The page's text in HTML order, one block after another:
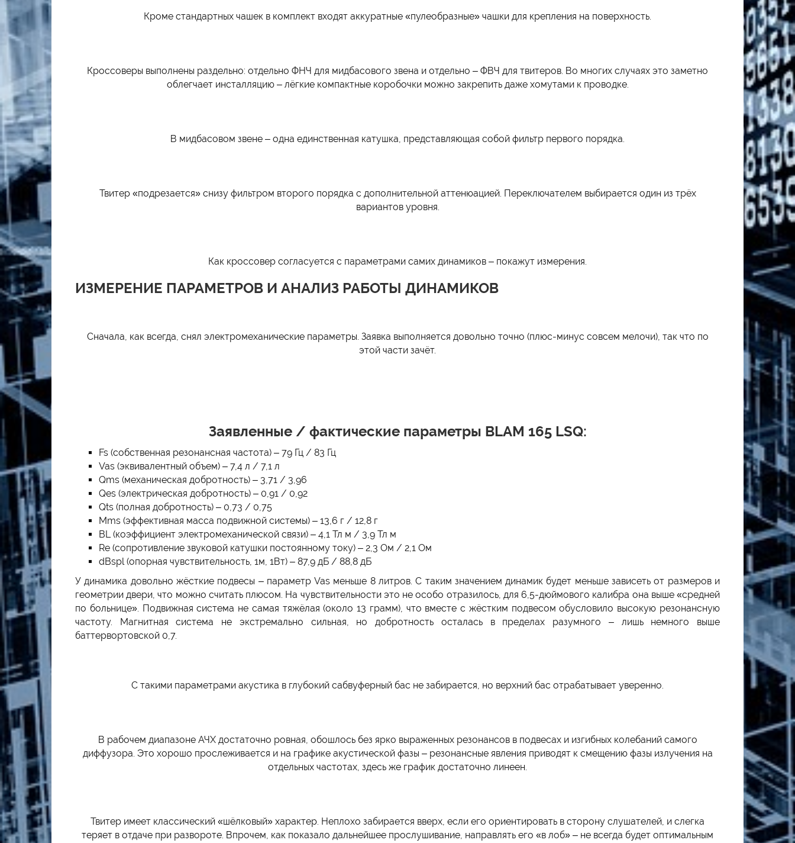
Кроме стандартных чашек в комплект входят аккуратные «пулеобразные» чашки для крепления на поверхность.
Кроссоверы выполнены раздельно: отдельно ФНЧ для мидбасового звена и отдельно – ФВЧ для твитеров. Во многих случаях это заметно
облегчает инсталляцию – лёгкие компактные коробочки можно закрепить даже хомутами к проводке.
В мидбасовом звене – одна единственная катушка, представляющая собой фильтр первого порядка.
Твитер «подрезается» снизу фильтром второго порядка с дополнительной аттенюацией. Переключателем выбирается один из трёх
вариантов уровня.
Как кроссовер согласуется с параметрами самих динамиков – покажут измерения.
ИЗМЕРЕНИЕ ПАРАМЕТРОВ И АНАЛИЗ РАБОТЫ ДИНАМИКОВ
Сначала, как всегда, снял электромеханические параметры. Заявка выполняется довольно точно (плюс-минус совсем мелочи), так что по
этой части зачёт.
Заявленные / фактические параметры BLAM 165 LSQ:
Fs (собственная резонансная частота) – 79 Гц / 83 Гц
Vas (эквивалентный объем) – 7,4 л / 7,1 л
Qms (механическая добротность) – 3,71 / 3,96
Qes (электрическая добротность) – 0,91 / 0,92
Qts (полная добротность) – 0,73 / 0,75
Mms (эффективная масса подвижной системы) – 13,6 г / 12,8 г
BL (коэффициент электромеханической связи) – 4,1 Тл м / 3,9 Тл м
Re (сопротивление звуковой катушки постоянному току) – 2,3 Ом / 2,1 Ом
dBspl (опорная чувствительность, 1м, 1Вт) – 87,9 дБ / 88,8 дБ
У динамика довольно жёсткие подвесы – параметр Vas меньше 8 литров. С таким значением динамик будет меньше зависеть от размеров и
геометрии двери, что можно считать плюсом. На чувствительности это не особо отразилось, для 6,5-дюймового калибра она выше «средней
по больнице». Подвижная система не самая тяжёлая (около 13 грамм), что вместе с жёстким подвесом обусловило высокую резонансную
частоту. Магнитная система не экстремально сильная, но добротность осталась в пределах разумного – лишь немного выше
баттервортовской 0,7.
С такими параметрами акустика в глубокий сабвуферный бас не забирается, но верхний бас отрабатывает уверенно.
В рабочем диапазоне АЧХ достаточно ровная, обошлось без ярко выраженных резонансов в подвесах и изгибных колебаний самого
диффузора. Это хорошо прослеживается и на графике акустической фазы – резонансные явления приводят к смещению фазы излучения на
отдельных частотах, здесь же график достаточно линеен.
Твитер имеет классический «шёлковый» характер. Неплохо забирается вверх, если его ориентировать в сторону слушателей, и слегка
теряет в отдаче при развороте. Впрочем, как показало дальнейшее прослушивание, направлять его «в лоб» – не всегда будет оптимальным